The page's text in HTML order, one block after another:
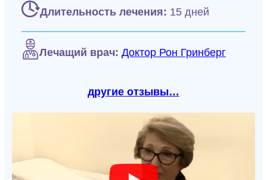
Длительность лечения: 15 дней
Лечащий врач: Доктор Рон Гринберг
другие отзывы…